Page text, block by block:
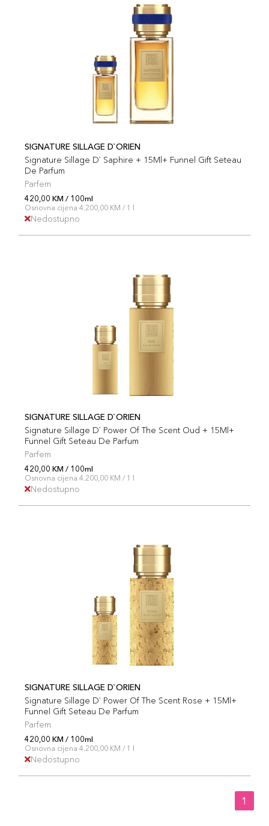
SIGNATURE SILLAGE D`ORIEN
Signature Sillage D` Saphire + 15Ml+ Funnel Gift Seteau
De Parfum
Parfem
420,00 KM / 100ml
Osnovna cijena 4.200,00 KM / 1 l
Nedostupno
SIGNATURE SILLAGE D`ORIEN
Signature Sillage D` Power Of The Scent Oud + 15Ml+
Funnel Gift Seteau De Parfum
Parfem
420,00 KM / 100ml
Osnovna cijena 4.200,00 KM / 1 l
Nedostupno
SIGNATURE SILLAGE D`ORIEN
Signature Sillage D` Power Of The Scent Rose + 15Ml+
Funnel Gift Seteau De Parfum
Parfem
420,00 KM / 100ml
Osnovna cijena 4.200,00 KM / 1 l
Nedostupno
1